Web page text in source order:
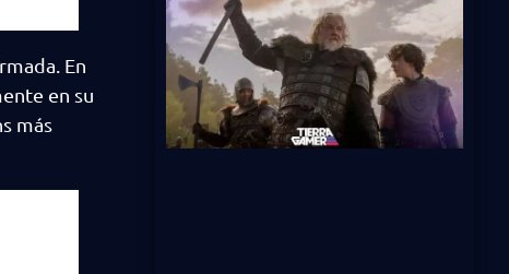
En
en su
más